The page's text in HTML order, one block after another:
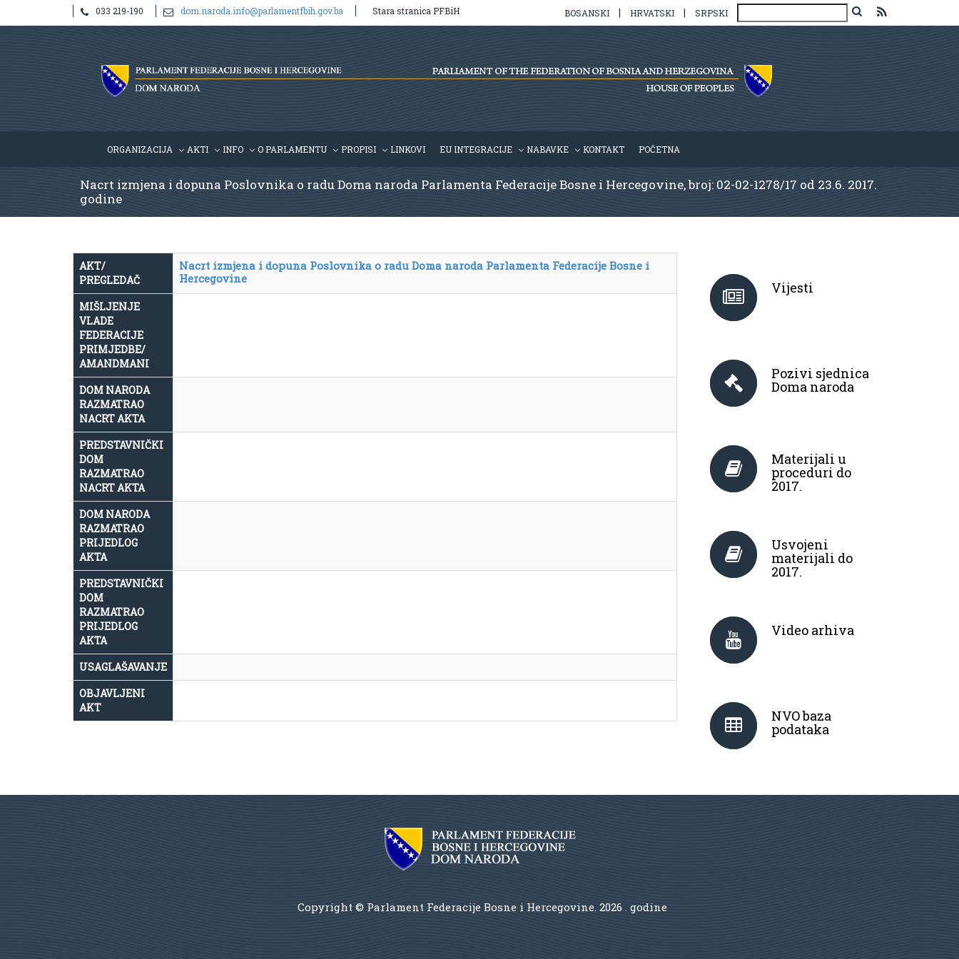
033 219-190 dom.naroda.info@parlamentfbih.gov.ba Stara stranica PFBiH BOSANSKI | HRVATSKI | SRPSKI
ORGANIZACIJA AKTI INFO O PARLAMENTU PROPISI LINKOVI EU INTEGRACIJE NABAVKE KONTAKT POČETNA
Nacrt izmjena i dopuna Poslovnika o radu Doma naroda Parlamenta Federacije Bosne i Hercegovine, broj: 02-02-1278/17 od 23.6. 2017.
godine
AKT/
PREGLEDAČ
Nacrt izmjena i dopuna Poslovnika o radu Doma naroda Parlamenta Federacije Bosne i
Hercegovine
MIŠLJENJE
VLADE
FEDERACIJE
PRIMJEDBE/
AMANDMANI
DOM NARODA
RAZMATRAO
NACRT AKTA
PREDSTAVNIČKI
DOM
RAZMATRAO
NACRT AKTA
DOM NARODA
RAZMATRAO
PRIJEDLOG
AKTA
PREDSTAVNIČKI
DOM
RAZMATRAO
PRIJEDLOG
AKTA
USAGLAŠAVANJE
OBJAVLJENI
AKT
Vijesti
Pozivi sjednica
Doma naroda
Materijali u
proceduri do
2017.
Usvojeni
materijali do
2017.
Video arhiva
NVO baza
podataka
Copyright © Parlament Federacije Bosne i Hercegovine. 2026 . godine